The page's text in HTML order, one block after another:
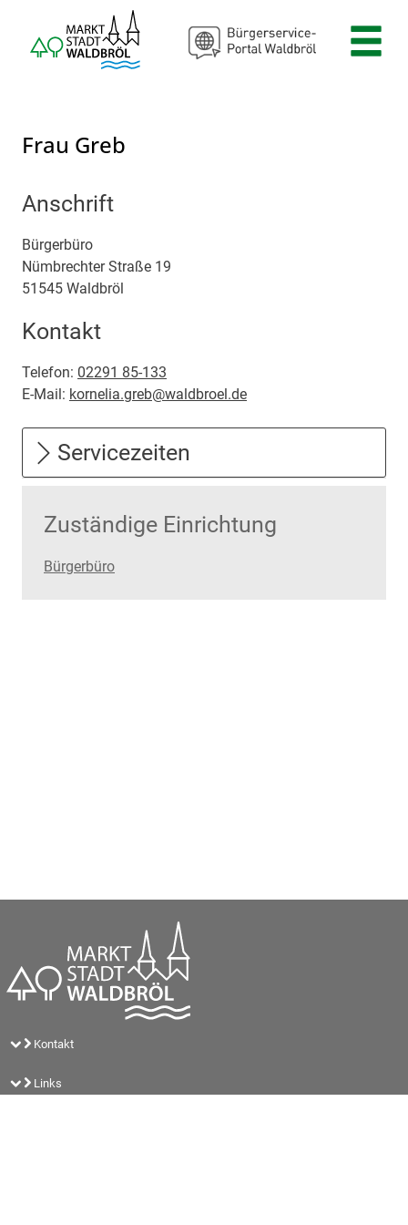
Zum Hauptinhalt springen
Frau Greb
Anschrift
Bürgerbüro
Nümbrechter Straße 19
51545 Waldbröl
Kontakt
Telefon: 02291 85-133
E-Mail: kornelia.greb@waldbroel.de
Servicezeiten
Zuständige Einrichtung
Bürgerbüro
Kontakt
Links